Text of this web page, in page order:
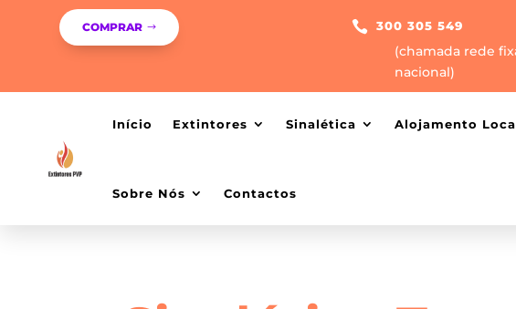
COMPRAR  300 305 549
(chamada rede
nacional)
Início Extintores Sinalética Alojamento
Sobre Nós Contactos